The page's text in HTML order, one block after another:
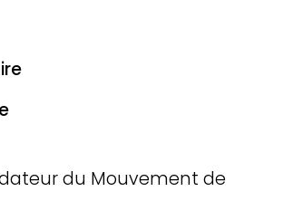
du Mouvement de